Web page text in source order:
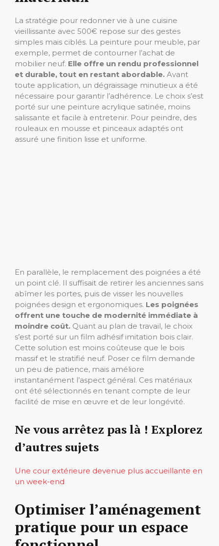
La stratégie pour redonner vie à une cuisine
vieillissante avec 500€ repose sur des gestes
simples mais ciblés. La peinture pour meuble, par
exemple, permet de contourner l’achat de
mobilier neuf. Elle offre un rendu professionnel
et durable, tout en restant abordable. Avant
toute application, un dégraissage minutieux a été
nécessaire pour garantir l’adhérence. Le choix s’est
porté sur une peinture acrylique satinée, moins
salissante et facile à entretenir. Pour peindre, des
rouleaux en mousse et pinceaux adaptés ont
assuré une finition lisse et uniforme.
En parallèle, le remplacement des poignées a été
un point clé. Il suffisait de retirer les anciennes sans
abîmer les portes, puis de visser les nouvelles
poignées design et ergonomiques. Les poignées
offrent une touche de modernité immédiate à
moindre coût. Quant au plan de travail, le choix
s’est porté sur un film adhésif imitation bois clair.
Cette solution est moins coûteuse que le bois
massif et le stratifié neuf. Poser ce film demande
un peu de patience, mais améliore
instantanément l’aspect général. Ces matériaux
ont été sélectionnés en tenant compte de leur
facilité de mise en œuvre et de leur longévité.
Ne vous arrêtez pas là ! Explorez
d’autres sujets
Une cour extérieure devenue plus accueillante en
un week-end
Optimiser l’aménagement
pratique pour un espace